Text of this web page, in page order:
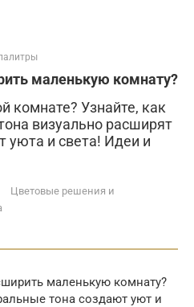
маленькую комнату?
комнате? Узнайте, как
визуально расширят
уюта и света! Идеи и
Цветовые решения и
маленькую комнату?
тона создают уют и